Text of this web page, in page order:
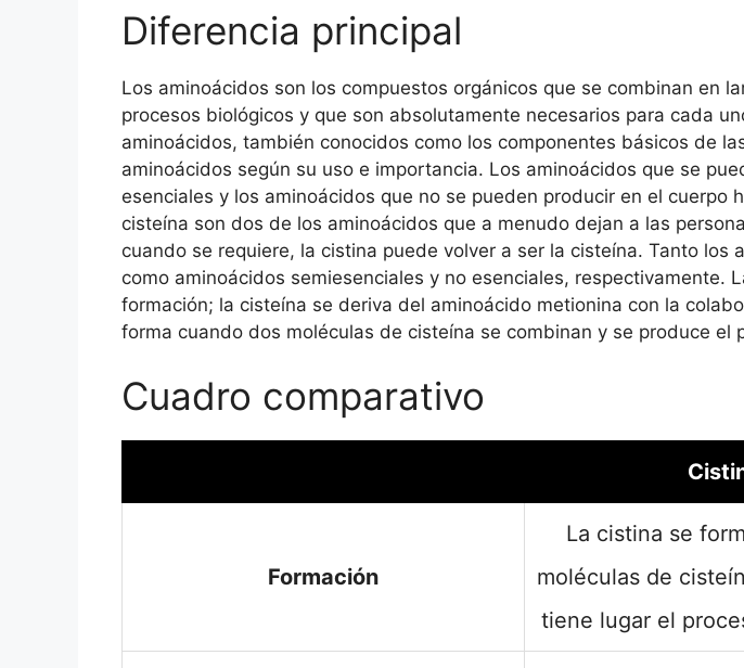
Diferencia principal
Los aminoácidos son los compuestos orgánicos que se combinan en
procesos biológicos y que son absolutamente necesarios para cada
aminoácidos, también conocidos como los componentes básicos de
aminoácidos según su uso e importancia. Los aminoácidos que se
esenciales y los aminoácidos que no se pueden producir en el
cisteína son dos de los aminoácidos que a menudo dejan a las
cuando se requiere, la cistina puede volver a ser la cisteína. Tanto
como aminoácidos semiesenciales y no esenciales,
formación; la cisteína se deriva del aminoácido metionina con la
forma cuando dos moléculas de cisteína se combinan y se produce el
Cuadro comparativo
Formación
La cistina se
moléculas de
tiene lugar el